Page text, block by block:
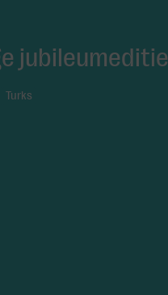
jubileumeditie
Turks